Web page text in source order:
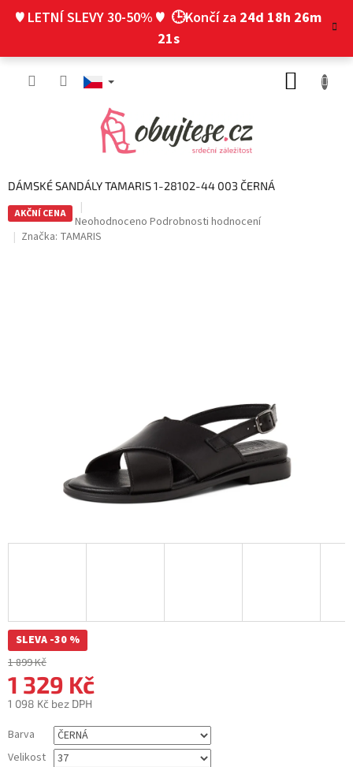
♥ LETNÍ SLEVY 30-50% ♥ 🕒Končí za 24d 18h 26m
20s
DÁMSKÉ SANDÁLY TAMARIS 1-28102-44 003 ČERNÁ
AKČNÍ CENA
Průměrné
hodnocení
Neohodnoceno Podrobnosti hodnocení
Značka: TAMARIS
SLEVA -30 %
1 899 Kč
1 329 Kč
1 098 Kč bez DPH
cena:
Barva
Velikost